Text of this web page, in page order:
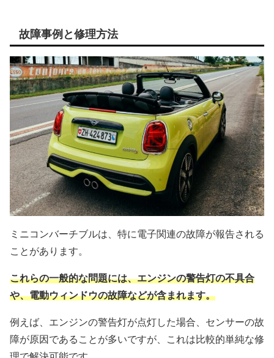
故障事例と修理方法
ミニコンバーチブルは、特に電子関連の故障が報告される
ことがあります。
これらの一般的な問題には、エンジンの警告灯の不具合
や、電動ウィンドウの故障などが含まれます。
例えば、エンジンの警告灯が点灯した場合、センサーの故
障が原因であることが多いですが、これは比較的単純な修